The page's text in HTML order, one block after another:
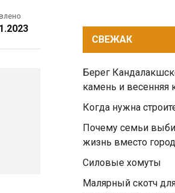
СВЕЖАК
Берег
камень и
Когда нужна
Почему семьи
жизнь вместо
Силовые хомуты
Малярный скотч